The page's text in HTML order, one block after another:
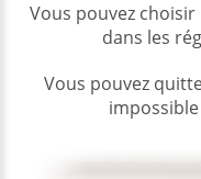
Vous pouvez
dans les
Vous pouvez